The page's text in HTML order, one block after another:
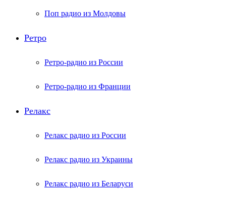
Поп радио из Молдовы
Ретро
Ретро-радио из России
Ретро-радио из Франции
Релакс
Релакс радио из России
Релакс радио из Украины
Релакс радио из Беларуси